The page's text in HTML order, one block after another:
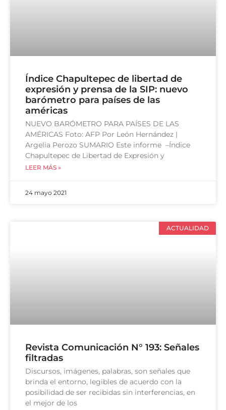
Índice Chapultepec de libertad de
expresión y prensa de la SIP: nuevo
barómetro para países de las
américas
NUEVO BARÓMETRO PARA PAÍSES DE LAS
AMÉRICAS Foto: AFP Por León Hernández |
Argelia Perozo SUMARIO Este informe –Índice
Chapultepec de Libertad de Expresión y
LEER MÁS »
24 mayo 2021
ACTUALIDAD
Revista Comunicación N° 193: Señales
filtradas
Discursos, imágenes, palabras, son señales que
brinda el entorno, legibles de acuerdo con la
posibilidad de ser recibidas sin interferencias, en
el mejor de los